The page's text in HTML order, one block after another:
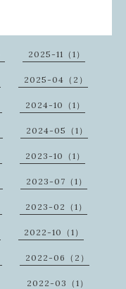
2025-11（1）
2025-04（2）
2024-10（1）
2024-05（1）
2023-10（1）
2023-07（1）
2023-02（1）
2022-10（1）
2022-06（2）
2022-03（1）